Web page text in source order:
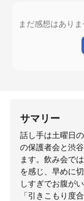
まだ感想はあり
サマリー
話し手は土曜日
の保護者会と渋
ます。飲み会で
を感じ、早めに
しすぎでお腹が
「引きこもり度